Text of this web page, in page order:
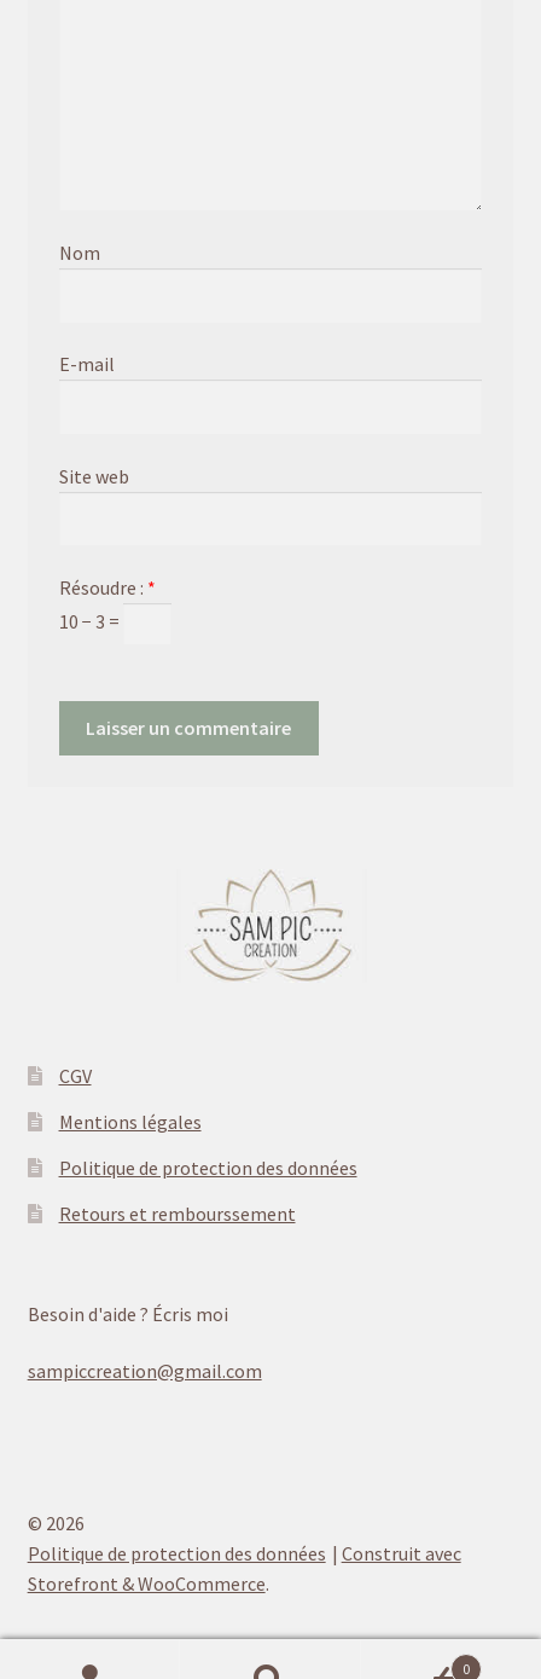
Nom
E-mail
Site web
Résoudre : *
10 − 3 =
CGV
Mentions légales
Politique de protection des données
Retours et rembourssement
Besoin d'aide ? Écris moi
sampiccreation@gmail.com
© 2026
Politique de protection des données
Construit avec
Storefront & WooCommerce.
0